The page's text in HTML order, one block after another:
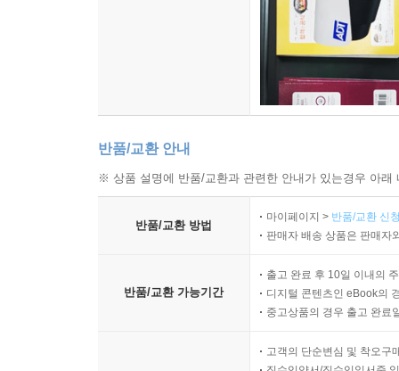
반품/교환 안내
※ 상품 설명에 반품/교환과 관련한 안내가 있는경우 아
반품/교환 방법
마이페이지 > 반품/교환 신
판매자 배송 상품은 판매자
반품/교환 가능기간
출고 완료 후 10일 이내의
디지털 콘텐츠인 eBook의
중고상품의 경우 출고 완료
고객의 단순변심 및 착오구